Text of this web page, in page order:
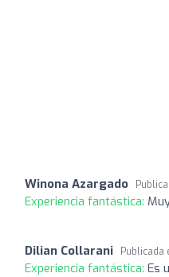
Winona Azargado
Experiencia fantástica:
Dilian Collarani Publicada
Experiencia fantástica: Es